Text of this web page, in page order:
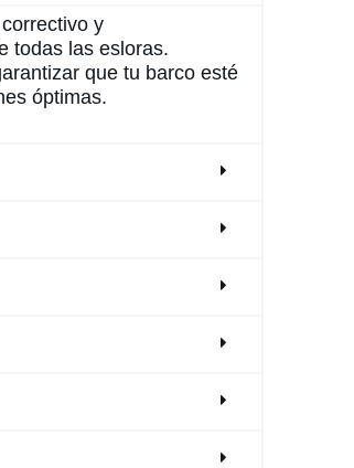
y
todas las esloras.
que tu barco esté
óptimas.